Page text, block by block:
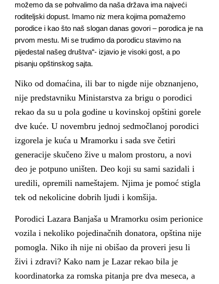
možemo da se pohvalimo da naša država ima najveći
roditeljski dopust. Imamo niz mera kojima pomažemo
porodice i kao što naš slogan danas govori – porodica je na
prvom mestu. Mi se trudimo da porodicu stavimo na
pijedestal našeg društva“- izjavio je visoki gost, a po
pisanju opštinskog sajta.
Niko od domaćina, ili bar to nigde nije obznanjeno,
nije predstavniku Ministarstva za brigu o porodici
rekao da su u pola godine u kovinskoj opštini gorele
dve kuće. U novembru jednoj sedmočlanoj porodici
izgorela je kuća u Mramorku i sada sve četiri
generacije skučeno žive u malom prostoru, a novi
deo je potpuno uništen. Deo koji su sami sazidali i
uredili, opremili nameštajem. Njima je pomoć stigla
tek od nekolicine dobrih ljudi i komšija.
Porodici Lazara Banjaša u Mramorku osim perionice
vozila i nekoliko pojedinačnih donatora, opština nije
pomogla. Niko ih nije ni obišao da proveri jesu li
živi i zdravi? Kako nam je Lazar rekao bila je
koordinatorka za romska pitanja pre dva meseca, a